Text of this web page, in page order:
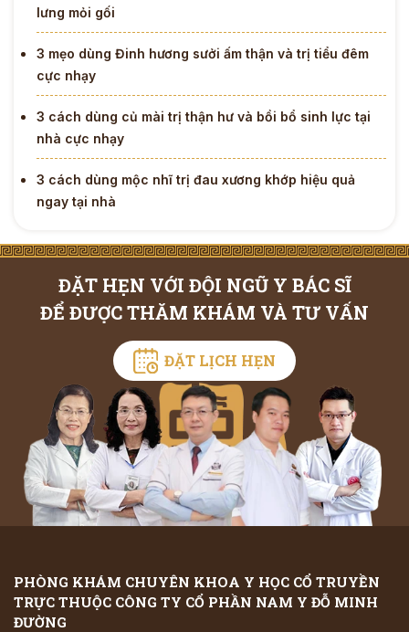
lưng mỏi gối
3 mẹo dùng Đinh hương sưởi ấm thận và trị tiểu đêm
cực nhạy
3 cách dùng củ mài trị thận hư và bồi bổ sinh lực tại
nhà cực nhạy
3 cách dùng mộc nhĩ trị đau xương khớp hiệu quả
ngay tại nhà
ĐẶT HẸN VỚI ĐỘI NGŨ Y BÁC SĨ
ĐỂ ĐƯỢC THĂM KHÁM VÀ TƯ VẤN
ĐẶT LỊCH HẸN
PHÒNG KHÁM CHUYÊN KHOA Y HỌC CỔ TRUYỀN
TRỰC THUỘC CÔNG TY CỔ PHẦN NAM Y ĐỖ MINH
ĐƯỜNG